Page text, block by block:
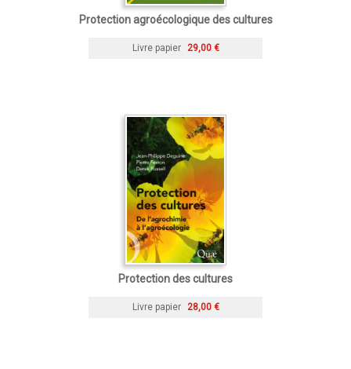
Protection agroécologique des cultures
Livre papier 29,00 €
Protection des cultures
Livre papier 28,00 €